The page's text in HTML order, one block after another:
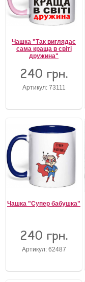
Чашка "Так виглядає
сама краща в світі
дружина"
240 грн.
Артикул: 73111
Чашка "Супер бабушка"
240 грн.
Артикул: 62487